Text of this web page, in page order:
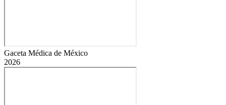
Gaceta Médica de México
2026